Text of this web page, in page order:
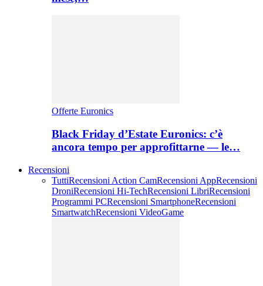
Offerte Euronics
Black Friday d’Estate Euronics: c’è
ancora tempo per approfittarne — le…
Recensioni
TuttiRecensioni Action CamRecensioni AppRecensioni
DroniRecensioni Hi-TechRecensioni LibriRecensioni
Programmi PCRecensioni SmartphoneRecensioni
SmartwatchRecensioni VideoGame